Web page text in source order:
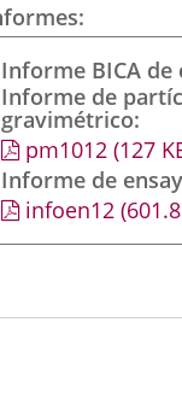
Informe BICA de
Informe de
gravimétrico
pm1012 (127
Informe de
infoen12 (601.8